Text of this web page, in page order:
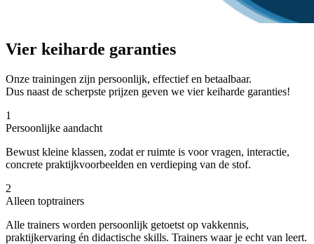
Vier keiharde garanties
Onze trainingen zijn persoonlijk, effectief en betaalbaar.
Dus naast de scherpste prijzen geven we vier keiharde garanties!
1
Persoonlijke aandacht
Bewust kleine klassen, zodat er ruimte is voor vragen, interactie,
concrete praktijkvoorbeelden en verdieping van de stof.
2
Alleen toptrainers
Alle trainers worden persoonlijk getoetst op vakkennis,
praktijkervaring én didactische skills. Trainers waar je echt van leert.